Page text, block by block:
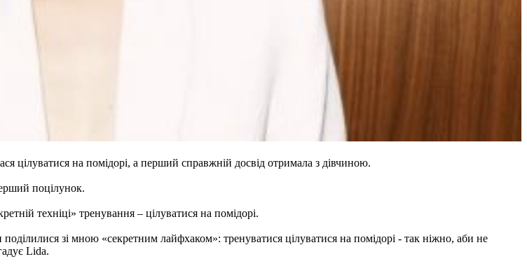
цілуватися на помідорі, а перший справжній досвід отримала з дівчиною.
поцілунок.
техніці» тренування – цілуватися на помідорі.
зі мною «секретним лайфхаком»: тренуватися цілуватися на помідорі - так ніжно, аби не
Lida.